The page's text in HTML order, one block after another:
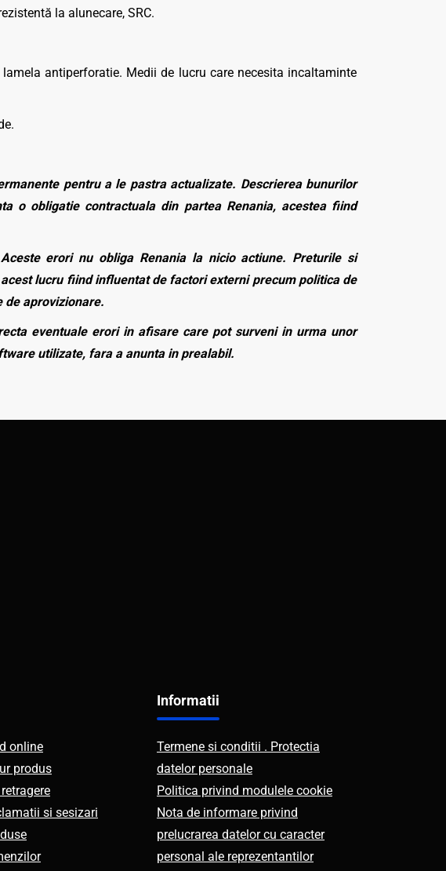
la alunecare, SRC.
antiperforatie. Medii de lucru care necesita incaltaminte
pentru a le pastra actualizate. Descrierea bunurilor
o obligatie contractuala din partea Renania, acestea fiind
erori nu obliga Renania la nicio actiune. Preturile si
lucru fiind influentat de factori externi precum politica de
de aprovizionare.
eventuale erori in afisare care pot surveni in urma unor
utilizate, fara a anunta in prealabil.
online
produs
si sesizari
Informatii
Termene si conditii . Protectia
datelor personale
Politica privind modulele cookie
Nota de informare privind
prelucrarea datelor cu caracter
personal ale reprezentantilor